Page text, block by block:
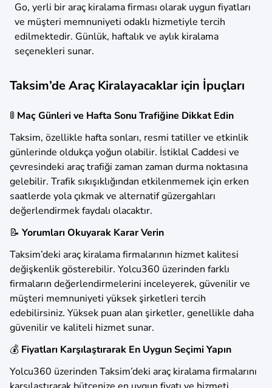
Go, yerli bir araç kiralama firması olarak uygun fiyatları
ve müşteri memnuniyeti odaklı hizmetiyle tercih
edilmektedir. Günlük, haftalık ve aylık kiralama
seçenekleri sunar.
Taksim’de Araç Kiralayacaklar için İpuçları
🚦 Maç Günleri ve Hafta Sonu Trafiğine Dikkat Edin
Taksim, özellikle hafta sonları, resmi tatiller ve etkinlik
günlerinde oldukça yoğun olabilir. İstiklal Caddesi ve
çevresindeki araç trafiği zaman zaman durma noktasına
gelebilir. Trafik sıkışıklığından etkilenmemek için erken
saatlerde yola çıkmak ve alternatif güzergahları
değerlendirmek faydalı olacaktır.
📝 Yorumları Okuyarak Karar Verin
Taksim’deki araç kiralama firmalarının hizmet kalitesi
değişkenlik gösterebilir. Yolcu360 üzerinden farklı
firmaların değerlendirmelerini inceleyerek, güvenilir ve
müşteri memnuniyeti yüksek şirketleri tercih
edebilirsiniz. Yüksek puan alan şirketler, genellikle daha
güvenilir ve kaliteli hizmet sunar.
💰 Fiyatları Karşılaştırarak En Uygun Seçimi Yapın
Yolcu360 üzerinden Taksim’deki araç kiralama firmalarını